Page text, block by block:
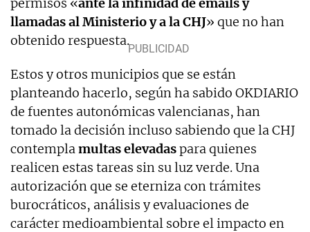
llamadas al Ministerio y a la CHJ» que no han
obtenido respuesta.
Estos y otros municipios que se están
planteando hacerlo, según ha sabido OKDIARIO
de fuentes autonómicas valencianas, han
tomado la decisión incluso sabiendo que la CHJ
contemplamultas elevadaspara quienes
realicen estas tareas sin su luz verde. Una
autorización que se eterniza con trámites
burocráticos, análisis y evaluaciones de
carácter medioambiental sobre el impacto en